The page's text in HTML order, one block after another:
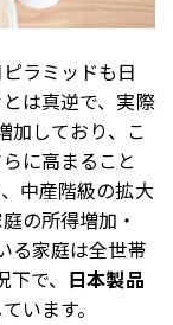
ラミッドも日
は真逆で、実際
加しており、こ
に高まること
中産階級の拡大
の所得増加・
る家庭は全世帯
で、 日本製品
います。